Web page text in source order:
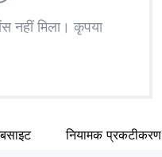
नहीं मिला। कृपया
नियामक प्रकटीकरण